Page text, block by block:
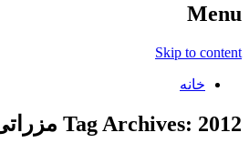
Menu
Skip to content
خانه
Tag Archives: 2012 مزراتی